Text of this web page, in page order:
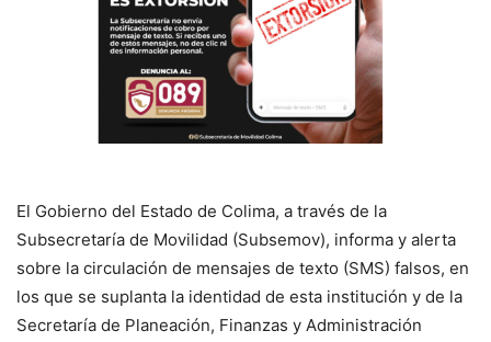
El Gobierno del Estado de Colima, a través de la
Subsecretaría de Movilidad (Subsemov), informa y alerta
sobre la circulación de mensajes de texto (SMS) falsos, en
los que se suplanta la identidad de esta institución y de la
Secretaría de Planeación, Finanzas y Administración